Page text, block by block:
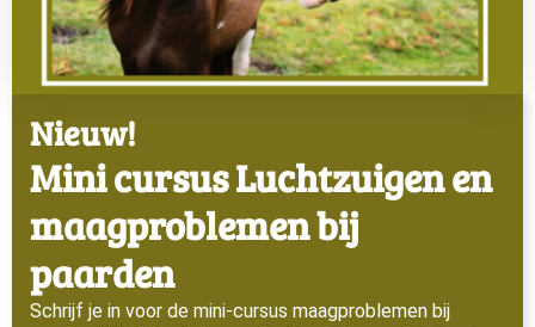
Nieuw!
Mini cursus Luchtzuigen en
maagproblemen bij
paarden
Schrijf je in voor de mini-cursus maagproblemen bij